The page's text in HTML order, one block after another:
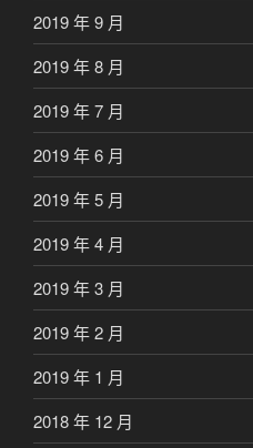
2019 年 9 月
2019 年 8 月
2019 年 7 月
2019 年 6 月
2019 年 5 月
2019 年 4 月
2019 年 3 月
2019 年 2 月
2019 年 1 月
2018 年 12 月